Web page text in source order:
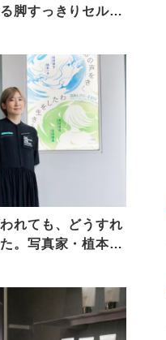
脚すっきりセルフ
れても、どうすれ
。写真家・植本一
見つけるまで